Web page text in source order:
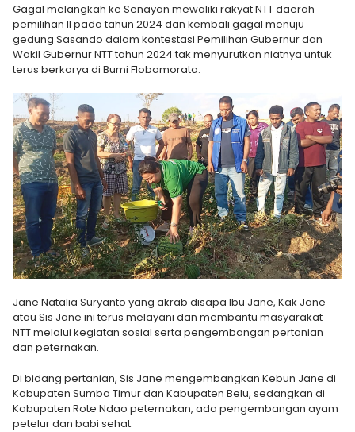
Gagal melangkah ke Senayan mewaliki rakyat NTT daerah
pemilihan II pada tahun 2024 dan kembali gagal menuju
gedung Sasando dalam kontestasi Pemilihan Gubernur dan
Wakil Gubernur NTT tahun 2024 tak menyurutkan niatnya untuk
terus berkarya di Bumi Flobamorata.
Jane Natalia Suryanto yang akrab disapa Ibu Jane, Kak Jane
atau Sis Jane ini terus melayani dan membantu masyarakat
NTT melalui kegiatan sosial serta pengembangan pertanian
dan peternakan.
Di bidang pertanian, Sis Jane mengembangkan Kebun Jane di
Kabupaten Sumba Timur dan Kabupaten Belu, sedangkan di
Kabupaten Rote Ndao peternakan, ada pengembangan ayam
petelur dan babi sehat.